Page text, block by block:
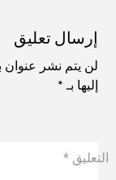
إرسال تعليق
لن يتم نشر عنوان
إليها بـ*
التعليق*